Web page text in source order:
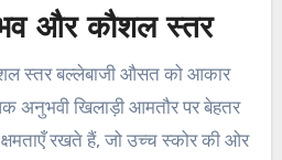
और कौशल स्तर
स्तर बल्लेबाजी औसत को आकार
अनुभवी खिलाड़ी आमतौर पर बेहतर
रखते हैं, जो उच्च स्कोर की ओर